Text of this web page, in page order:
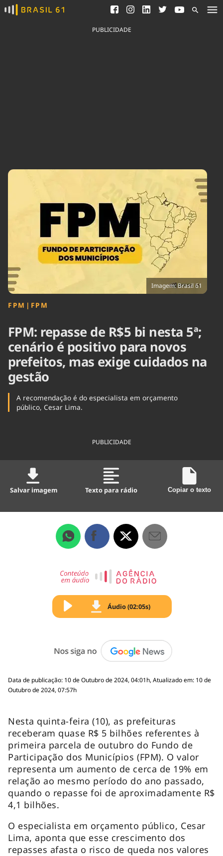
Ver todas as notícias
Saneamento
Indicadores
Economia
Educação
Infraestrutura
Internacional
Podcast
Política
Saúde
Tempo
PUBLICIDADE
Imagem: Brasil 61
FPM | FPM
FPM: repasse de R$5 bi nesta 5ª;
cenário é positivo para novos
prefeitos, mas exige cuidados na
gestão
A recomendação é do especialista em orçamento
público, Cesar Lima.
PUBLICIDADE
Salvar imagem Texto para rádio Copiar o texto
Áudio (02:05s)
Data de publicação: 10 de Outubro de 2024, 04:01h, Atualizado em: 10 de
Outubro de 2024, 07:57h
Nesta quinta-feira (10), as prefeituras
receberam quase R$ 5 bilhões referentes à
primeira parcela de outubro do Fundo de
Participação dos Municípios (FPM). O valor
representa um aumento de cerca de 19% em
relação ao mesmo período do ano passado,
quando o repasse foi de aproximadamente R$
4,1 bilhões.
O especialista em orçamento público, Cesar
Lima, aponta que esse crescimento dos
repasses afasta o risco de queda nos valores